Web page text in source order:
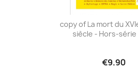
copy of La mort du
siècle - Hors-série
€9.90